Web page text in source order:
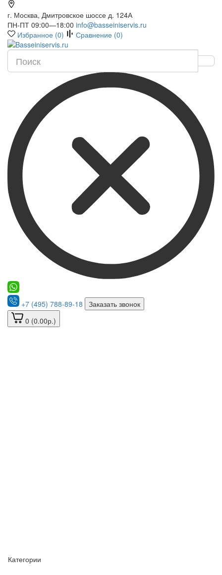
г. Москва, Дмитровское шоссе д. 124А
ПН-ПТ 09:00—18:00 info@basseiniservis.ru
Избранное (0) Сравнение (0)
+7 (495) 788-89-18
Заказать звонок
0 (0.00р.)
Категории